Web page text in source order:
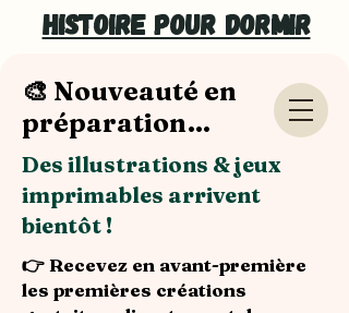
Histoire pour dormir
🎨 Nouveauté en
préparation…
Des illustrations & jeux
imprimables arrivent
bientôt !
👉 Recevez en avant-première
les premières créations